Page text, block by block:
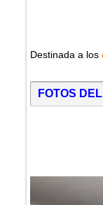
Destinada a los
FOTOS